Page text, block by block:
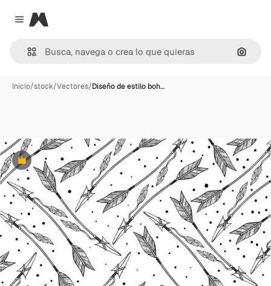
Close menu
Magnific
Inicio/stock/Vectores/Diseño de estilo boh…
Premium